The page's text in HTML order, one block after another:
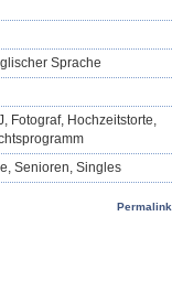
Sprache
Fotograf, Hochzeitstorte,
Senioren, Singles
Permalink